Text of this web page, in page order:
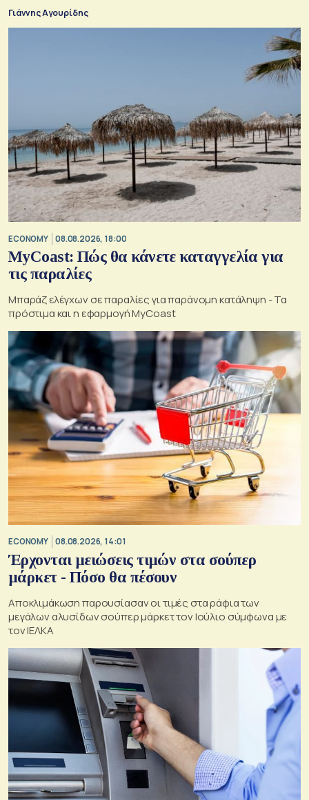
Γιάννης Αγουρίδης
ECONOMY 08.08.2026, 18:00
MyCoast: Πώς θα κάνετε καταγγελία για
τις παραλίες
Μπαράζ ελέγχων σε παραλίες για παράνομη κατάληψη - Τα
πρόστιμα και η εφαρμογή MyCoast
ECONOMY 08.08.2026, 14:01
Έρχονται μειώσεις τιμών στα σούπερ
μάρκετ - Πόσο θα πέσουν
Αποκλιμάκωση παρουσίασαν οι τιμές στα ράφια των
μεγάλων αλυσίδων σούπερ μάρκετ τον Ιούλιο σύμφωνα με
τον ΙΕΛΚΑ